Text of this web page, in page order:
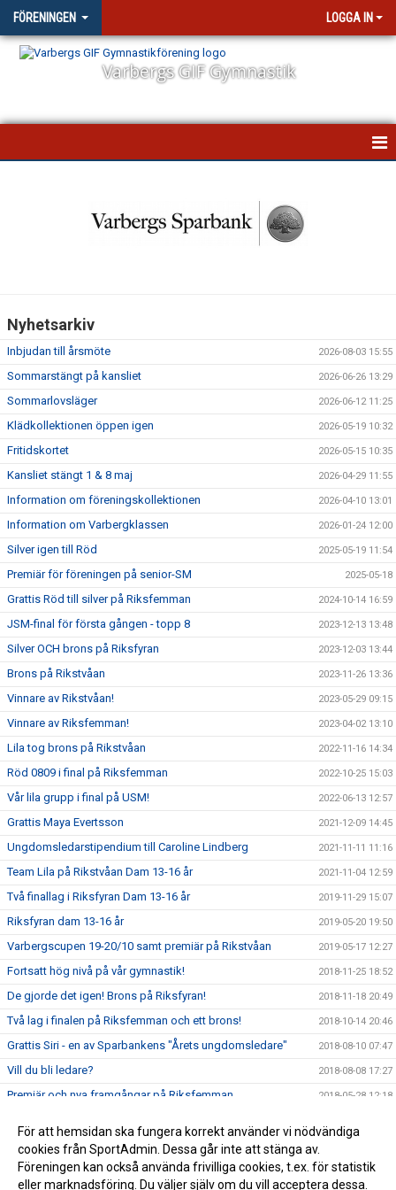
FÖRENINGEN LOGGA IN
Varbergs GIF Gymnastik
FÖRSÄKRING
FÖRÄLDRAENGAGEMANG
SPONSRING
FÖRENINGSKLÄDER
KONTAKTA OSS
Nyhetsarkiv
Inbjudan till årsmöte 2026-08-03 15:55
Sommarstängt på kansliet 2026-06-26 13:29
Sommarlovsläger 2026-06-12 11:25
Klädkollektionen öppen igen 2026-05-19 10:32
Fritidskortet 2026-05-15 10:35
Kansliet stängt 1 & 8 maj 2026-04-29 11:55
Information om föreningskollektionen 2026-04-10 13:01
Information om Varbergklassen 2026-01-24 12:00
Silver igen till Röd 2025-05-19 11:54
Premiär för föreningen på senior-SM 2025-05-18
Grattis Röd till silver på Riksfemman 2024-10-14 16:59
JSM-final för första gången - topp 8 2023-12-13 13:48
Silver OCH brons på Riksfyran 2023-12-03 13:44
Brons på Rikstvåan 2023-11-26 13:36
Vinnare av Rikstvåan! 2023-05-29 09:15
Vinnare av Riksfemman! 2023-04-02 13:10
Lila tog brons på Rikstvåan 2022-11-16 14:34
Röd 0809 i final på Riksfemman 2022-10-25 15:03
Vår lila grupp i final på USM! 2022-06-13 12:57
Grattis Maya Evertsson 2021-12-09 14:45
Ungdomsledarstipendium till Caroline Lindberg 2021-11-11 11:16
Team Lila på Rikstvåan Dam 13-16 år 2021-11-04 12:59
Två finallag i Riksfyran Dam 13-16 år 2019-11-29 15:07
Riksfyran dam 13-16 år 2019-05-20 19:50
Varbergscupen 19-20/10 samt premiär på Rikstvåan 2019-05-17 12:27
Fortsatt hög nivå på vår gymnastik! 2018-11-25 18:52
De gjorde det igen! Brons på Riksfyran! 2018-11-18 20:49
Två lag i finalen på Riksfemman och ett brons! 2018-10-14 20:46
Grattis Siri - en av Sparbankens "Årets ungdomsledare" 2018-08-10 07:47
Vill du bli ledare? 2018-08-08 17:27
Premiär och nya framgångar på Riksfemman 2018-05-28 12:18
Föreningens första medalj på nationellt mästerskap
För att hemsidan ska fungera korrekt använder vi nödvändiga
cookies från SportAdmin. Dessa går inte att stänga av.
Föreningen kan också använda frivilliga cookies, t.ex. för statistik
eller marknadsföring. Du väljer själv om du vill acceptera dessa.